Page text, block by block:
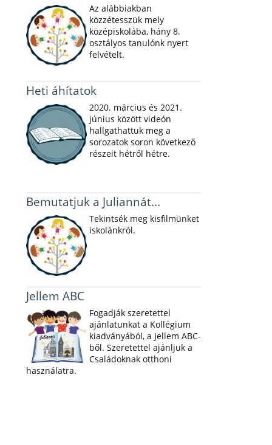
Az alábbiakban
közzétesszük mely
középiskolába, hány 8.
osztályos tanulónk nyert
felvételt.
Heti áhítatok
2020. március és 2021.
június között videón
hallgathattuk meg a
sorozatok soron következő
részeit hétről hétre.
Bemutatjuk a Juliannát...
Tekintsék meg kisfilmünket
iskolánkról.
Jellem ABC
Fogadják szeretettel
ajánlatunkat a Kollégium
kiadványából, a Jellem ABC-
ből. Szeretettel ajánljuk a
Családoknak otthoni
használatra.